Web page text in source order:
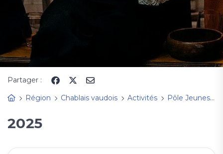
Partager :
Région
Chablais vaudois Activités Pôle Jeunesse
2025